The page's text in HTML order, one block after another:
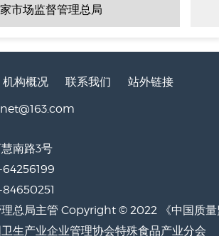
开产品质量安全监管工作 座谈会
质量合格率稳中有升
开质量发展工作座谈会
证计划顺利实施完成
场秩序 两部门联合部署开展计量监督检查
启动深化地方标准管理制度 改革试点
布氨基酸代谢障碍类 特医食品注册指南
市场监督管理总局
机构概况 联系我们
站外链接
南路3号
64256199
总局主管 Copyright © 2022 《中国质
生产业企业管理协会特殊食品产业分会